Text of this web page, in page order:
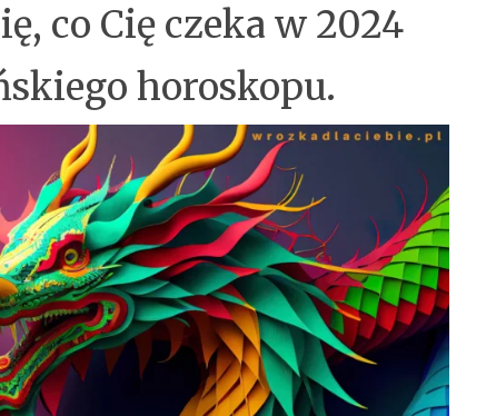
co Cię czeka w 2024
horoskopu.